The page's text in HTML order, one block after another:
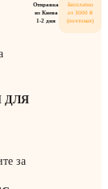
ДЛЯ
за
Отправка
из Киева
1-2 дня
Бесплатно
от 3000 ₴
(почтомат)